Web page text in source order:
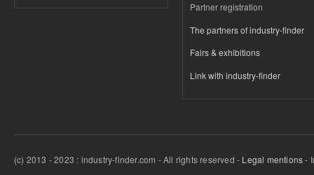
Partner registration
The partners of industry-finder
Fairs & exhibitions
Link with industry-finder
(c) 2013 - 2023 : industry-finder.com - All rights reserved - Legal mentions-